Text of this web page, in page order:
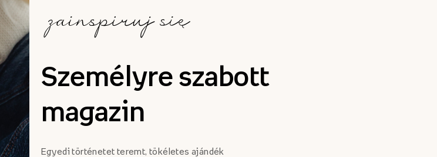
Személyre szabott
magazin
Egyedi történetet teremt, tökéletes ajándék